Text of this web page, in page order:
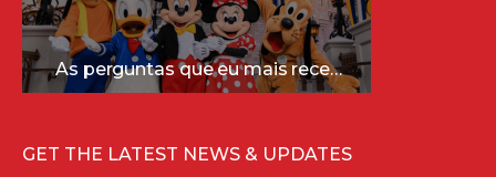
As perguntas que eu mais recebo sobre a Disney (e as respostas mais sinceras!)
GET THE LATEST NEWS & UPDATES